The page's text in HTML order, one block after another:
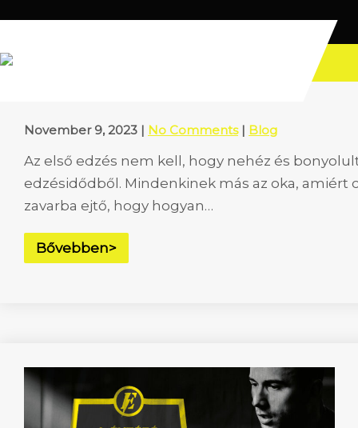
November 9, 2023 | No Comments | Blog
Az első edzés nem kell, hogy nehéz és
edzésidődből. Mindenkinek más az oka, amiért
zavarba ejtő, hogy hogyan…
Bővebben>